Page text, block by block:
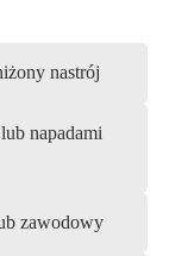
nastrój
napadami
zawodowy